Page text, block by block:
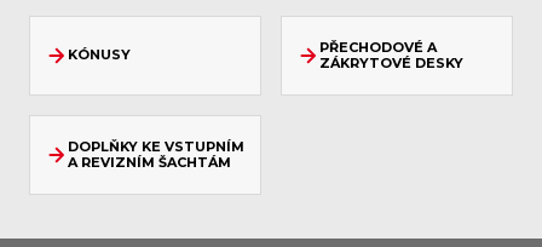
KÓNUSY
PŘECHODOVÉ A
ZÁKRYTOVÉ DESKY
DOPLŇKY KE VSTUPNÍM
A REVIZNÍM ŠACHTÁM